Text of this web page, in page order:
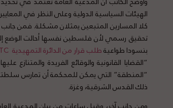
الهيئات السياسية الدولية وعلى النظر في
كلا المسارين المتبعين يمثلان مشكلة. فمن جانب
تحقيق رسمي لأن فلسطين نفسها أحالت الوضع
بنسودا طواعيةطلب قرار من الدائرة التمهيدية PTC
“القضايا القانونية والوقائع الفريدة
“المنطقة” التي يمكن للمحكمة أن تمارس
ذلك القدس الشرقية، وغزة.